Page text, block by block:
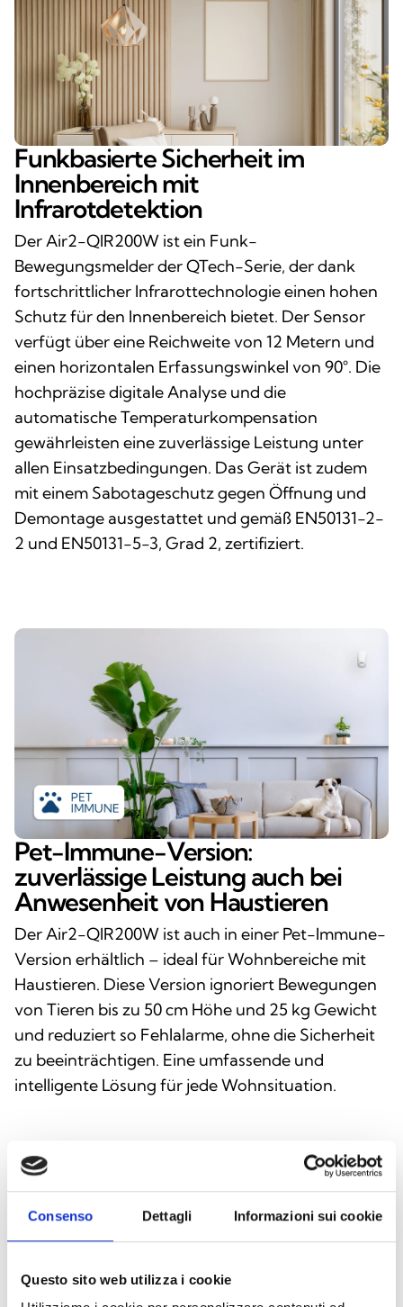
Consenso Dettagli Informazioni sui cookie
Questo sito web utilizza i cookie
Funkbasierte Sicherheit im
Innenbereich mit
Infrarotdetektion
Der Air2-QIR200W ist ein Funk-
Bewegungsmelder der QTech-Serie, der dank
fortschrittlicher Infrarottechnologie einen hohen
Schutz für den Innenbereich bietet. Der Sensor
verfügt über eine Reichweite von 12 Metern und
einen horizontalen Erfassungswinkel von 90°. Die
hochpräzise digitale Analyse und die
automatische Temperaturkompensation
gewährleisten eine zuverlässige Leistung unter
allen Einsatzbedingungen. Das Gerät ist zudem
mit einem Sabotageschutz gegen Öffnung und
Demontage ausgestattet und gemäß EN50131-2-
2 und EN50131-5-3, Grad 2, zertifiziert.
Pet-Immune-Version:
zuverlässige Leistung auch bei
Anwesenheit von Haustieren
Der Air2-QIR200W ist auch in einer Pet-Immune-
Version erhältlich – ideal für Wohnbereiche mit
Haustieren. Diese Version ignoriert Bewegungen
von Tieren bis zu 50 cm Höhe und 25 kg Gewicht
und reduziert so Fehlalarme, ohne die Sicherheit
zu beeinträchtigen. Eine umfassende und
intelligente Lösung für jede Wohnsituation.
Dieses Produkt ist in folgenden